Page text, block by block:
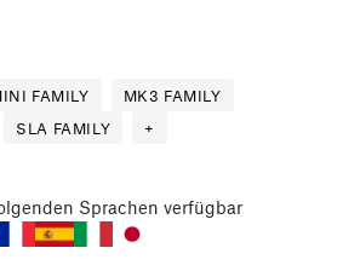
FAMILY
MK3 FAMILY
SLA FAMILY +
Sprachen verfügbar